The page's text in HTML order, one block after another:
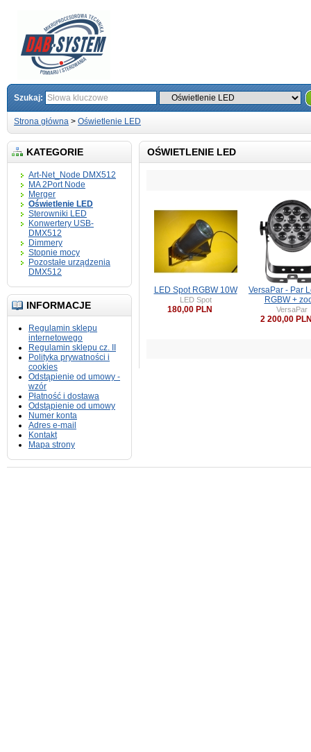
Szukaj:
Strona główna > Oświetlenie LED
KATEGORIE
Art-Net_Node DMX512
MA 2Port Node
Merger
Oświetlenie LED
Sterowniki LED
Konwertery USB-
DMX512
Dimmery
Stopnie mocy
Pozostałe urządzenia
DMX512
INFORMACJE
Regulamin sklepu
internetowego
Regulamin sklepu cz. II
Polityka prywatności i
cookies
Odstąpienie od umowy -
wzór
Płatność i dostawa
Odstąpienie od umowy
Numer konta
Adres e-mail
Kontakt
Mapa strony
OŚWIETLENIE LED
LED Spot RGBW 10W
LED Spot
180,00 PLN
VersaPar - Par
RGBW +
VersaPar
2 200,00